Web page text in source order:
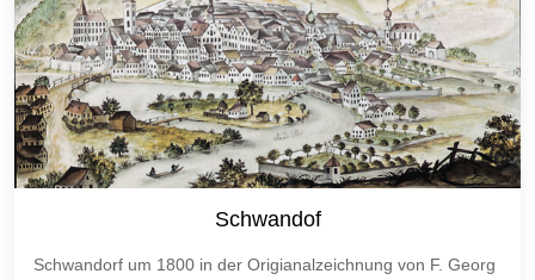
Schwandof
Schwandorf um 1800 in der Origianalzeichnung von F. Georg